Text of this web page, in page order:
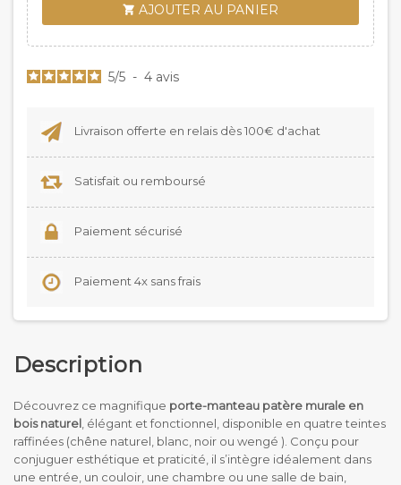
 AJOUTER AU PANIER
5/5 - 4 avis
Livraison offerte en relais dès 100€ d'achat
Satisfait ou remboursé
Paiement sécurisé
Paiement 4x sans frais
Description
Découvrez ce magnifique porte-manteau patère murale en
bois naturel , élégant et fonctionnel, disponible en quatre teintes
raffinées (chêne naturel, blanc, noir ou wengé ). Conçu pour
conjuguer esthétique et praticité, il s’intègre idéalement dans
une entrée, un couloir, une chambre ou une salle de bain,